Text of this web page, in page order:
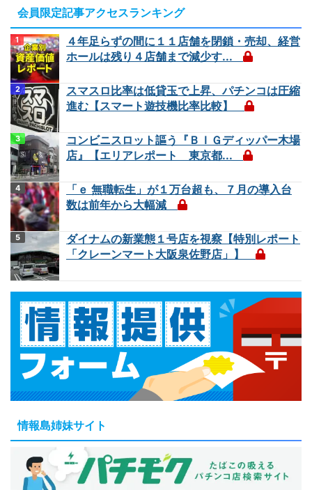
会員限定記事アクセスランキング
４年足らずの間に１１店舗を閉鎖・売却、経営
ホールは残り４店舗まで減少す...
スマスロ比率は低貸玉で上昇、パチンコは圧縮
進む【スマート遊技機比率比較】
コンビニスロット謳う『ＢＩＧディッパー木場
店』【エリアレポート 東京都...
「ｅ 無職転生」が１万台超も、７月の導入台
数は前年から大幅減
ダイナムの新業態１号店を視察【特別レポート
「クレーンマート大阪泉佐野店」】
情報島姉妹サイト